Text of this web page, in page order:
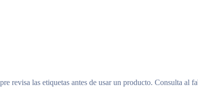
revisa las etiquetas antes de usar un producto. Consulta al